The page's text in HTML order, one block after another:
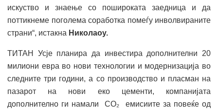
искуство и знаење со пошироката заедница и да
поттикнеме поголема соработка помеѓу инволвираните
страни“, истакна Николаоу.
ТИТАН Усје планира да инвестира дополнителни 20
милиони евра во нови технологии и модернизација во
следните три години, а со производство и пласман на
пазарот на нови еко цементи, компанијата
дополнително ги намали CO₂ емисиите за повеќе од